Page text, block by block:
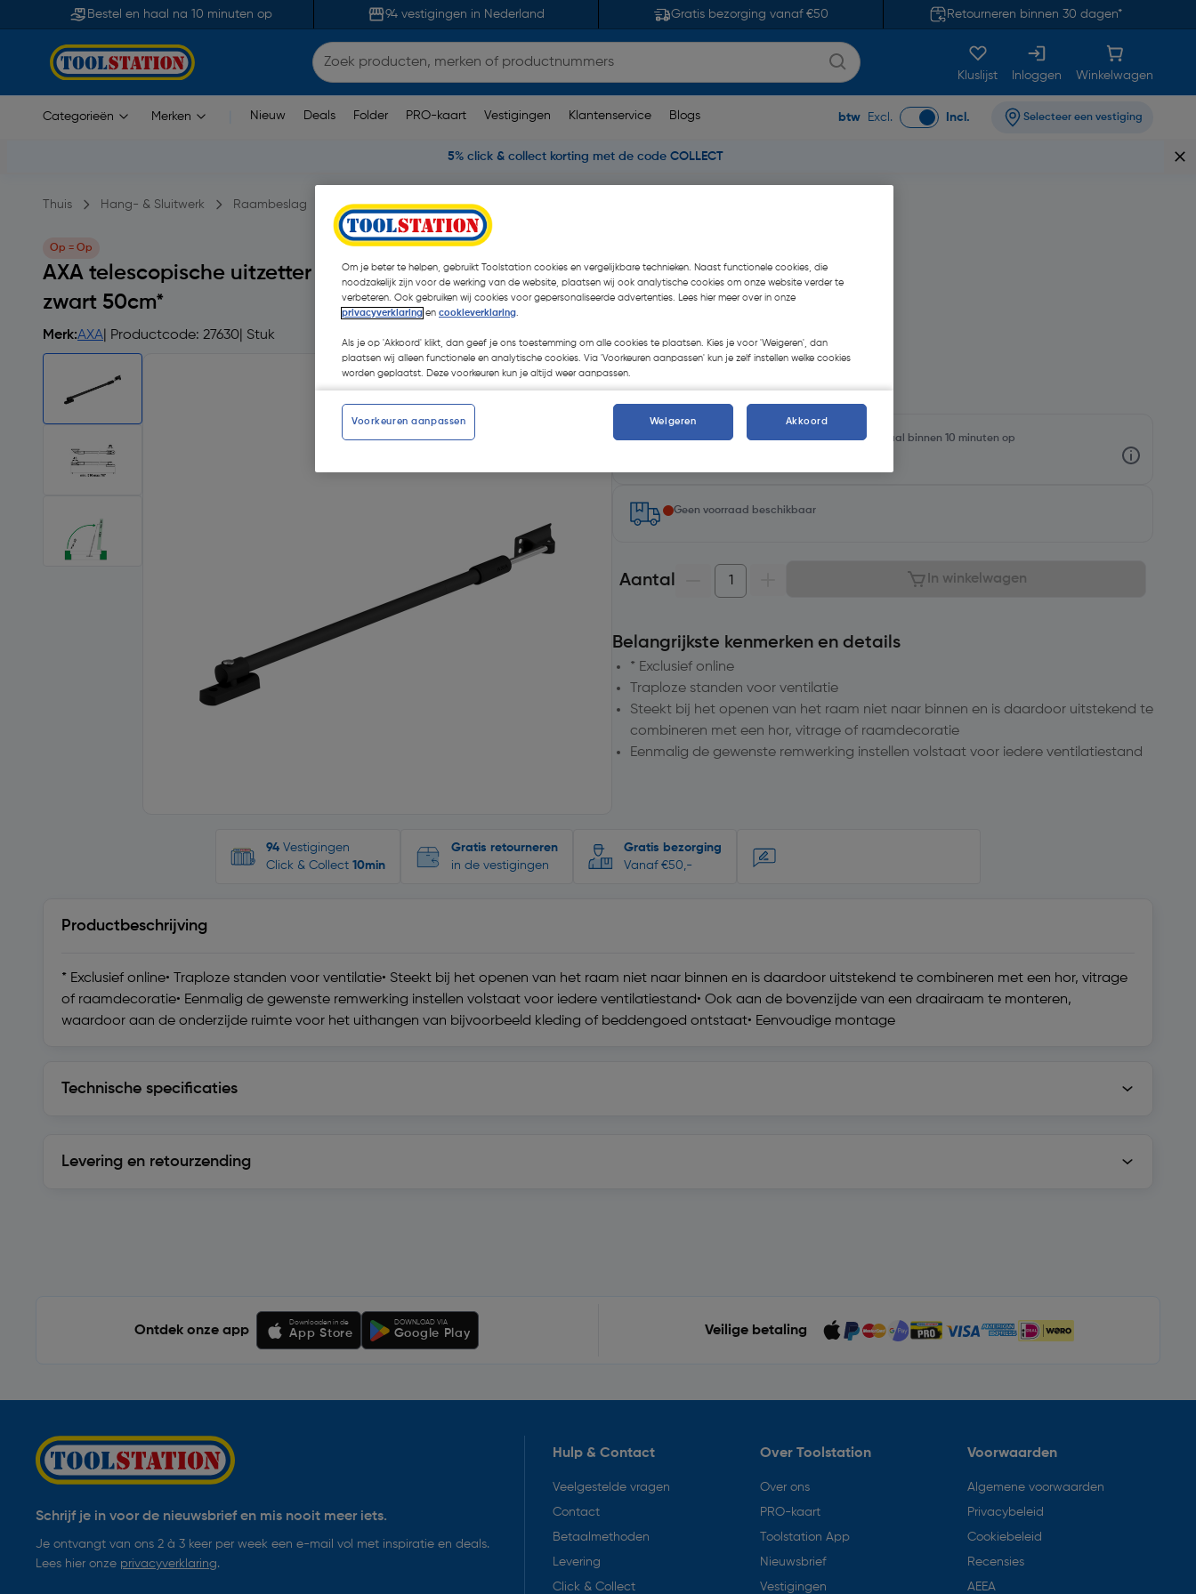
Bestel en haal na 10 minuten op 94 vestigingen in Nederland Gratis bezorging vanaf €50 Retourneren binnen 30 dagen*
Kluslijst Inloggen Winkelwagen
Categorieën Merken Nieuw Deals Folder PRO-kaart Vestigingen Klantenservice Blogs btw Excl. Incl. Selecteer een vestiging
5% click & collect korting met de code COLLECT
Thuis Hang- & Sluitwerk Raambeslag Raamuitzetters & Stelpennen
Op = Op
AXA telescopische uitzetter naar buitendraaiend Staal-
zwart 50cm*
Merk:AXA | Productcode: 27630 | Stuk
€ 14,44
Selecteer winkel - Bekijk voorraadniveaus en haal binnen 10 minuten op
Geen voorraad beschikbaar
Aantal In winkelwagen
Belangrijkste kenmerken en details
* Exclusief online
Traploze standen voor ventilatie
Steekt bij het openen van het raam niet naar binnen en is daardoor uitstekend te
combineren met een hor, vitrage of raamdecoratie
Eenmalig de gewenste remwerking instellen volstaat voor iedere ventilatiestand
94 Vestigingen
Click & Collect 10min
Gratis retourneren
in de vestigingen
Gratis bezorging
Vanaf €50,-
Productbeschrijving
* Exclusief online• Traploze standen voor ventilatie• Steekt bij het openen van het raam niet naar binnen en is daardoor uitstekend te combineren met een hor, vitrage
of raamdecoratie• Eenmalig de gewenste remwerking instellen volstaat voor iedere ventilatiestand• Ook aan de bovenzijde van een draairaam te monteren,
waardoor aan de onderzijde ruimte voor het uithangen van bijvoorbeeld kleding of beddengoed ontstaat• Eenvoudige montage
Technische specificaties
Levering en retourzending
Ontdek onze app
Downloaden in de
App Store
DOWNLOAD VIA
Google Play Veilige betaling
Schrijf je in voor de nieuwsbrief en mis nooit meer iets.
Je ontvangt van ons 2 à 3 keer per week een e-mail vol met inspiratie en deals.
Lees hier onze privacyverklaring.
Hulp & Contact
Veelgestelde vragen
Contact
Betaalmethoden
Levering
Click & Collect
Over Toolstation
Over ons
PRO-kaart
Toolstation App
Nieuwsbrief
Vestigingen
Voorwaarden
Algemene voorwaarden
Privacybeleid
Cookiebeleid
Recensies
AEEA
Om je beter te helpen, gebruikt Toolstation cookies en vergelijkbare technieken. Naast functionele cookies, die
noodzakelijk zijn voor de werking van de website, plaatsen wij ook analytische cookies om onze website verder te
verbeteren. Ook gebruiken wij cookies voor gepersonaliseerde advertenties. Lees hier meer over in onze
privacyverklaring en cookieverklaring.
Als je op 'Akkoord' klikt, dan geef je ons toestemming om alle cookies te plaatsen. Kies je voor 'Weigeren', dan
plaatsen wij alleen functionele en analytische cookies. Via 'Voorkeuren aanpassen' kun je zelf instellen welke cookies
worden geplaatst. Deze voorkeuren kun je altijd weer aanpassen.
Voorkeuren aanpassen Weigeren Akkoord